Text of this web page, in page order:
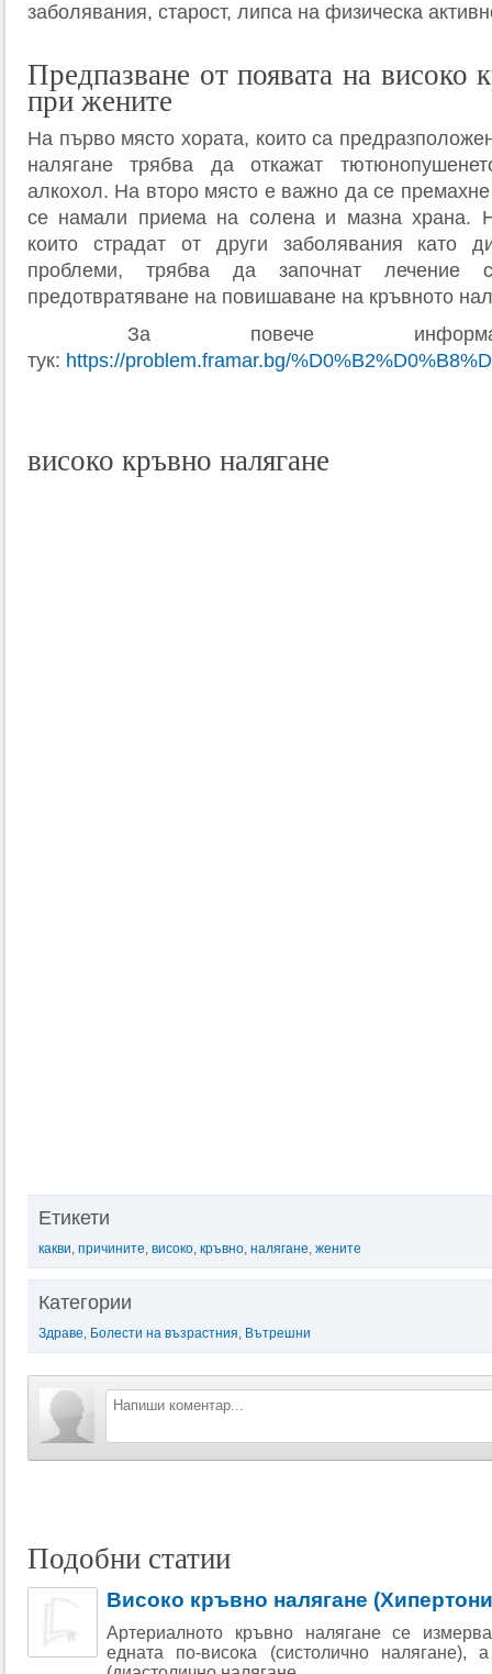
заболявания, старост, липса на физическа
Предпазване от появата на високо
при жените
На първо място хората, които са
налягане трябва да откажат
алкохол. На второ място е важно да се премахне
се намали приема на солена и мазна храна.
които страдат от други заболявания като
проблеми, трябва да започнат лечение
предотвратяване на повишаване на кръвното
За повече
тук: https://problem.framar.bg/
високо кръвно налягане
Етикети
какви, причините, високо, кръвно, налягане, жените
Категории
Здраве, Болести на възрастния, Вътрешни
Подобни статии
Високо кръвно налягане
Артериалното кръвно налягане се
едната по-висока (систолично налягане),